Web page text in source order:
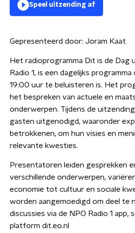
Speel uitzending af
Gepresenteerd door: Joram Kaat
Het radioprogramma Dit is de Dag
Radio 1, is een dagelijks
19:00 uur te beluisteren is. Het
het bespreken van actuele en
onderwerpen. Tijdens de
gasten uitgenodigd, waaronder
betrokkenen, om hun visies en
relevante kwesties.
Presentatoren leiden gesprekken
verschillende onderwerpen,
economie tot cultuur en sociale
worden aangemoedigd om deel te
discussies via de NPO Radio 1 app,
platform dit.eo.nl